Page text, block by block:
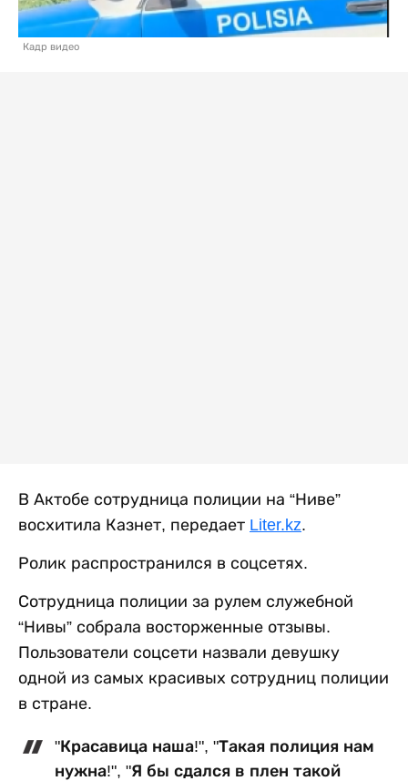
Кадр видео
В Актобе сотрудница полиции на “Ниве”
восхитила Казнет, передает Liter.kz.
Ролик распространился в соцсетях.
Сотрудница полиции за рулем служебной
“Нивы” собрала восторженные отзывы.
Пользователи соцсети назвали девушку
одной из самых красивых сотрудниц полиции
в стране.
"Красавица наша!", "Такая полиция нам
нужна!", "Я бы сдался в плен такой